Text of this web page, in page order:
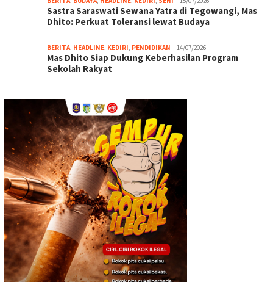
Sastra Saraswati Sewana Yatra di Tegowangi, Mas
Dhito: Perkuat Toleransi lewat Budaya
BERITA, HEADLINE, KEDIRI, PENDIDIKAN 14/07/2026
Mas Dhito Siap Dukung Keberhasilan Program
Sekolah Rakyat